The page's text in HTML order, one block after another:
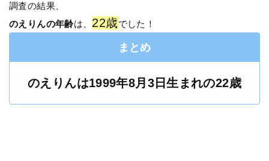
調査の結果、
のえりんの年齢は、 22歳でした！
まとめ
のえりんは1999年8月3日生まれの22歳